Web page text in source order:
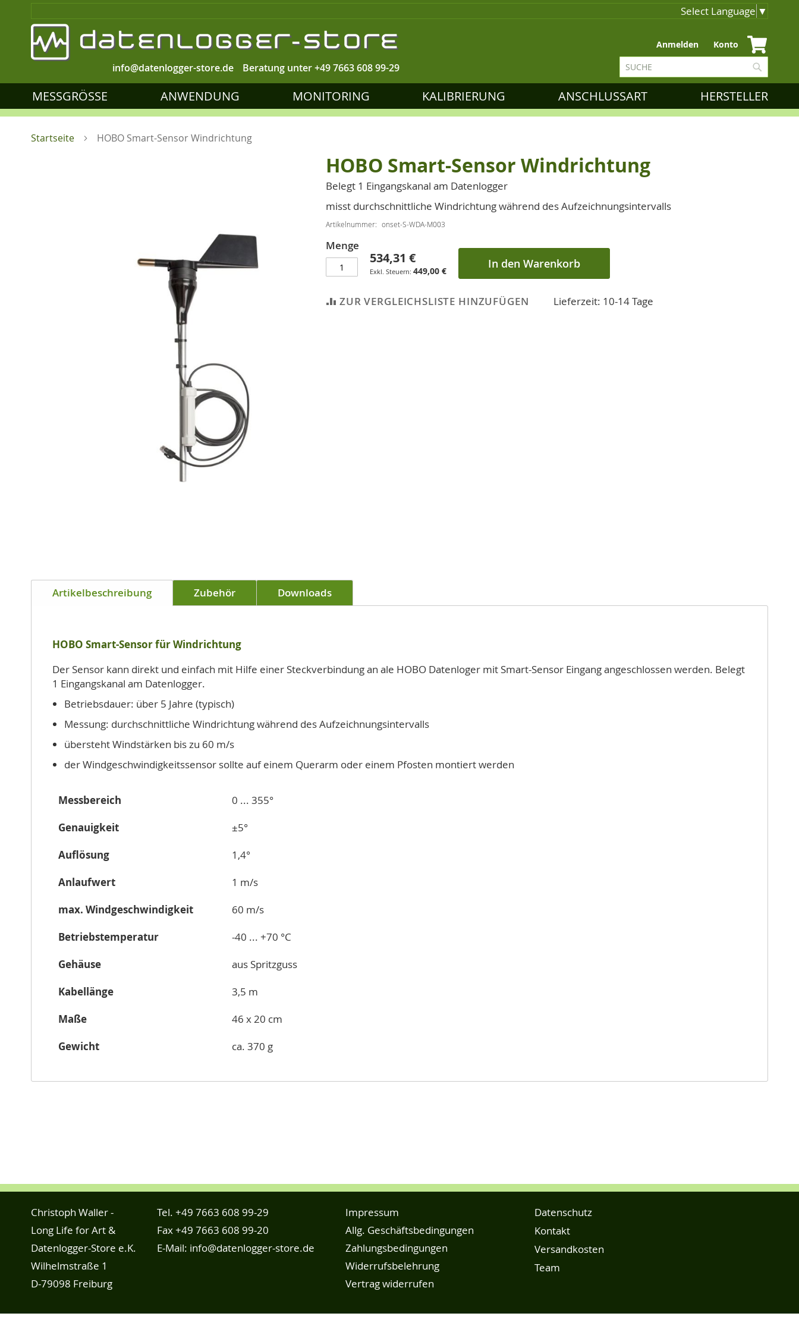
Select Language ▼
Beratung unter+49 7663 608 99-29
info@datenlogger-store.de
Zum
Inhalt
springen
Anmelden Konto
Suche
MESSGRÖSSE ANWENDUNG MONITORING KALIBRIERUNG ANSCHLUSSART HERSTELLER
Startseite HOBO Smart-Sensor Windrichtung
Anfang
HOBO Smart-Sensor Windrichtung
Belegt 1 Eingangskanal am Datenlogger
misst durchschnittliche Windrichtung während des Aufzeichnungsintervalls
Artikelnummer onset-S-WDA-M003
Menge
534,31 €
449,00 € In den Warenkorb
ZUR VERGLEICHSLISTE HINZUFÜGEN Lieferzeit: 10-14 Tage
Artikelbeschreibung Zubehör Downloads
HOBO Smart-Sensor für Windrichtung
Der Sensor kann direkt und einfach mit Hilfe einer Steckverbindung an ale HOBO Datenloger mit Smart-Sensor Eingang angeschlossen werden. Belegt
1 Eingangskanal am Datenlogger.
Betriebsdauer: über 5 Jahre (typisch)
Messung: durchschnittliche Windrichtung während des Aufzeichnungsintervalls
übersteht Windstärken bis zu 60 m/s
der Windgeschwindigkeitssensor sollte auf einem Querarm oder einem Pfosten montiert werden
Messbereich
0 ... 355°
Genauigkeit
±5°
Auflösung
1,4°
Anlaufwert
1 m/s
max. Windgeschwindigkeit
60 m/s
Betriebstemperatur
-40 ... +70 °C
Gehäuse
aus Spritzguss
Kabellänge
3,5 m
Maße
46 x 20 cm
Gewicht
ca. 370 g
Christoph Waller -
Long Life for Art &
Datenlogger-Store e.K.
Wilhelmstraße 1
D-79098 Freiburg
Tel. +49 7663 608 99-29
Fax +49 7663 608 99-20
E-Mail: info@datenlogger-store.de
Impressum
Allg. Geschäftsbedingungen
Zahlungsbedingungen
Widerrufsbelehrung
Vertrag widerrufen
Datenschutz
Kontakt
Versandkosten
Team